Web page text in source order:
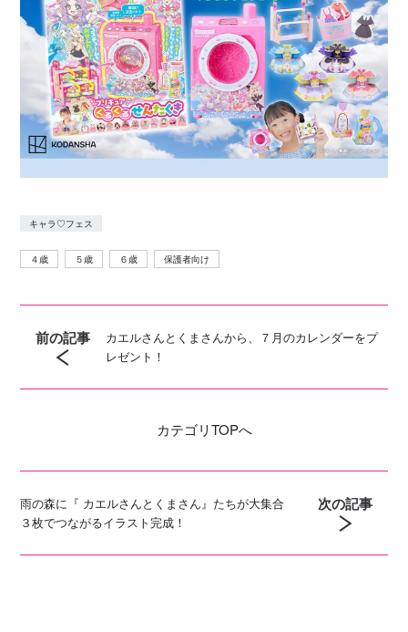
キャラ♡フェス
４歳 ５歳 ６歳 保護者向け
前の記事
カエルさんとくまさんから、７月のカレンダーをプ
レゼント！
カテゴリTOPへ
雨の森に『 カエルさんとくまさん』たちが大集合
３枚でつながるイラスト完成！
次の記事